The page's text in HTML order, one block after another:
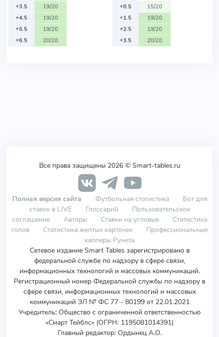
+3.5
19/20
+4.5
19/20
+5.5
19/20
+6.5
20/20
+0.5
15/20
+1.5
19/20
+2.5
19/20
+3.5
20/20
Все права защищены 2026 © Smart-tables.ru
Полная версия сайта Футбольная статистика
Бот для
ставок в LIVE
Глоссарий
Пользовательское
соглашение
Авторы Ставки на угловые
Статистика
голов
Статистика желтых карточек
Профессиональные
капперы Рунета
Сетевое издание Smart Tables зарегистрировано в
федеральной службе по надзору в сфере связи,
информационных технологий и массовых коммуникаций.
Регистрационный номер Федеральной службы по надзору в
сфере связи, информационных технологий и массовых
коммуникаций ЭЛ № ФС 77 - 80199 от 22.01.2021
Учредитель: Общество с ограниченной ответственностью
«Смарт Тейблс» (ОГРН: 1195081014391)
Главный редактор: Ордынец А.О.